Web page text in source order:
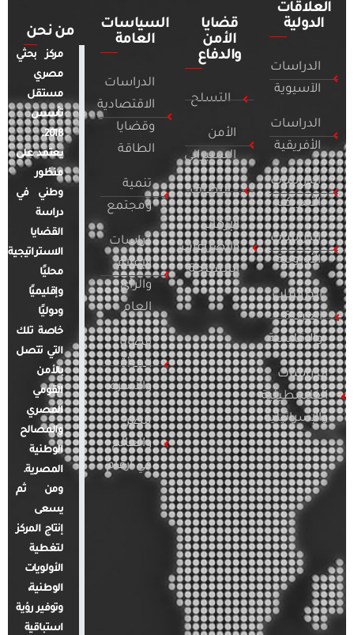
العلاقات
الدولية
الدراسات
الآسيوية
الدراسات
الأفريقية
الدراسات
الأمريكية
الدراسات
الأوروبية
الدراسات
العربية
والإقليمية
الدراسات
الفلسطينية
والإسرائيلية
قضايا
الأمن
والدفاع
التسلح
الأمن
السيبراني
التطرف
الإرهاب
والصراعات
المسلحة
السياسات
العامة
الدراسات
الاقتصادية
وقضايا
الطاقة
تنمية
ومجتمع
دراسات
الإعلام
والرأي
العام
قضايا
المرأة
والأسرة
مصر
والعالم
في أرقام
من نحن
مركز بحثي
مصري
مستقل
تأسس
2018.
يعتمد على
منظور
وطني في
دراسة
القضايا
الاستراتيجية
محليًا
وإقليميًا
ودوليًا
خاصة تلك
التي تتصل
بالأمن
القومي
المصري
والمصالح
الوطنية
المصرية.
ومن ثم
يسعى
إنتاج المركز
لتغطية
الأولويات
الوطنية،
وتوفير رؤية
استباقية